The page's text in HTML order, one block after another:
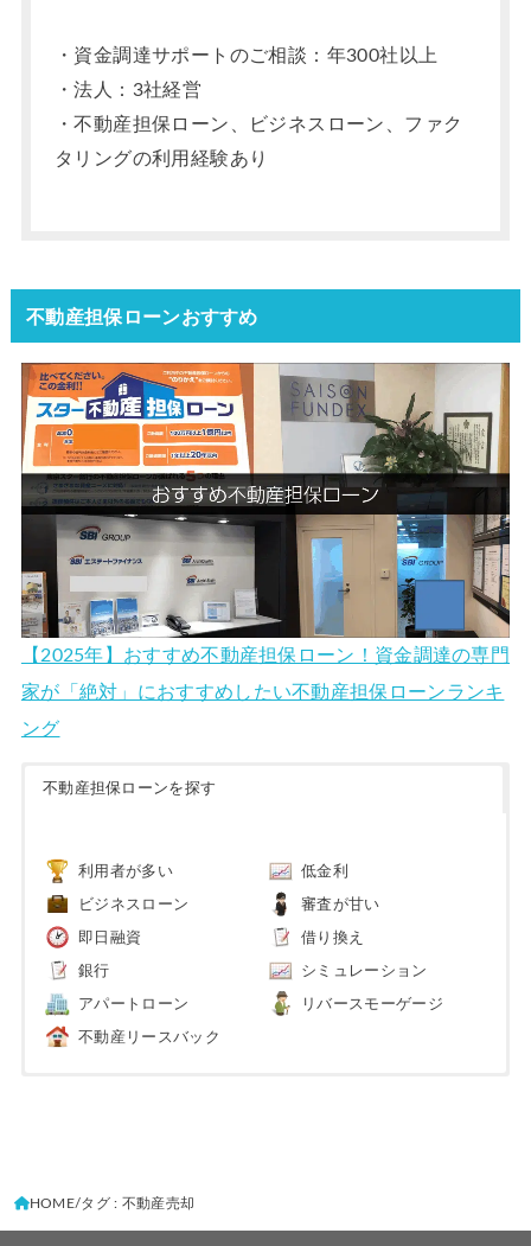
・資金調達サポートのご相談：年300社以上
・法人：3社経営
・不動産担保ローン、ビジネスローン、ファク
タリングの利用経験あり
不動産担保ローンおすすめ
【2025年】おすすめ不動産担保ローン！資金調達の専門
家が「絶対」におすすめしたい不動産担保ローンランキ
ング
不動産担保ローンを探す
利用者が多い 低金利
ビジネスローン 審査が甘い
即日融資 借り換え
銀行 シミュレーション
アパートローン リバースモーゲージ
不動産リースバック
HOME タグ : 不動産売却